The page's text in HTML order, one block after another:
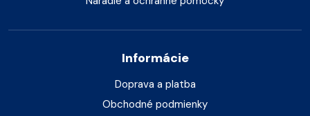
Informácie
Doprava a platba
Obchodné podmienky